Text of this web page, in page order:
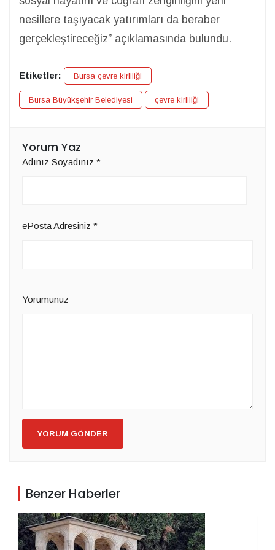
nesillere taşıyacak yatırımları da beraber
gerçekleştireceğiz” açıklamasında bulundu.
Etiketler: Bursa çevre kirliliği
Bursa Büyükşehir Belediyesi çevre kirliliği
Yorum Yaz
Adınız Soyadınız *
ePosta Adresiniz *
Yorumunuz
YORUM GÖNDER
Benzer Haberler